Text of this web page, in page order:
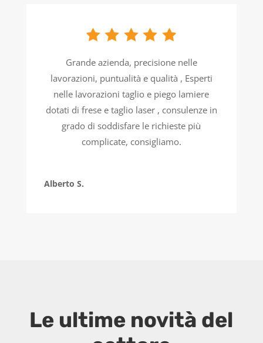
Grande azienda, precisione nelle
lavorazioni, puntualità e qualità , Esperti
nelle lavorazioni taglio e piego lamiere
dotati di frese e taglio laser , consulenze in
grado di soddisfare le richieste più
complicate, consigliamo.
Alberto S.
Le ultime novità del